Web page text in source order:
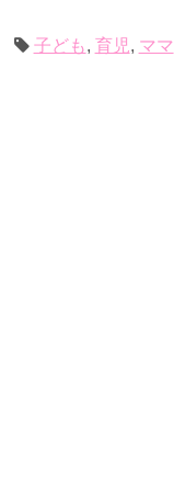
子ども, 育児, ママ